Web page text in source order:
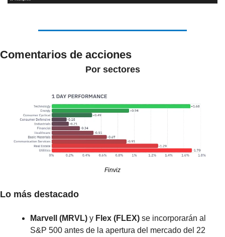
Comentarios de acciones
Por sectores
Finviz
Lo más destacado
Marvell (MRVL) y Flex (FLEX) se incorporarán al
S&P 500 antes de la apertura del mercado del 22